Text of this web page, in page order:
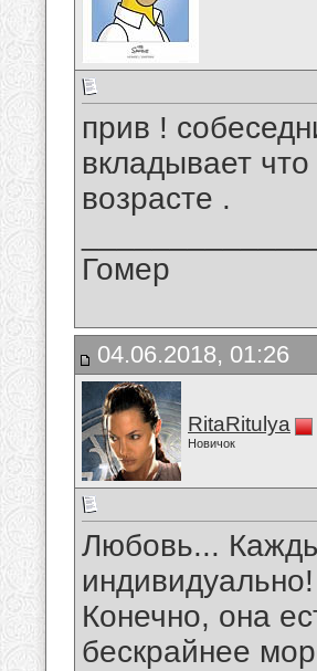
прив !
вкладывает
возрасте .
Гомер
04.06.2018, 01:26
RitaRitulya
Новичок
Любовь...
Конечно, она
бескрайнее